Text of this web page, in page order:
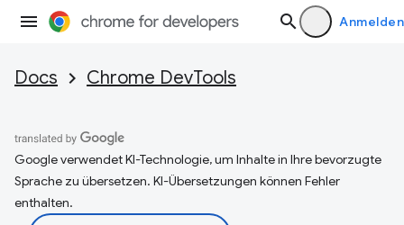
Anmelden
Docs Chrome DevTools
Google verwendet KI-Technologie, um Inhalte in Ihre bevorzugte
Sprache zu übersetzen. KI-Übersetzungen können Fehler
enthalten.